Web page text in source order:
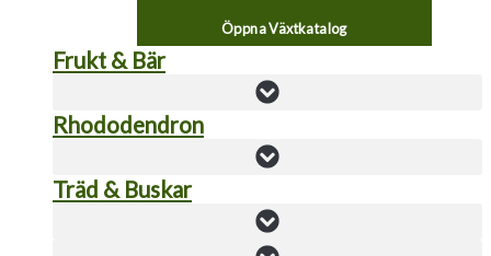
Öppna Växtkatalog
Frukt & Bär
Rhododendron
Träd & Buskar